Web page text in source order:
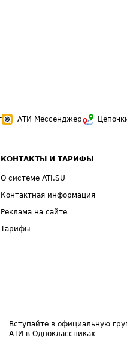
АТИ Мессенджер
КОНТАКТЫ И ТАРИФЫ
О системе ATI.SU
Контактная информация
Реклама на сайте
Тарифы
Вступайте в официальную
АТИ в Одноклассниках